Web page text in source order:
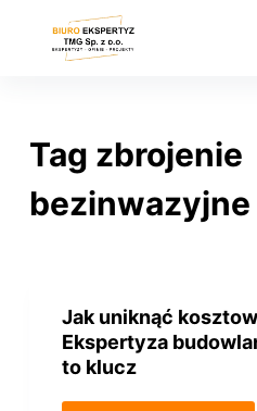
Tag zbrojenie
bezinwazyjne
Jak uniknąć
Ekspertyza
to klucz